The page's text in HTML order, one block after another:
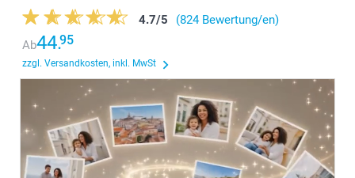
4.7/5
(824 Bewertung/en)
Ab44.95
zzgl. Versandkosten, inkl. MwSt